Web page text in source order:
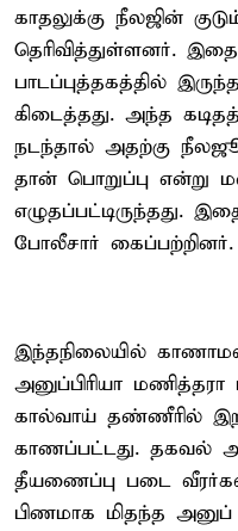
காதலுக்கு நீலஜின்
தெரிவித்துள்ளனர்.
பாடப்புத்தகத்தில்
கிடைத்தது. அந்த
நடந்தால் அதற்கு
தான் பொறுப்பு என்று
எழுதப்பட்டிருந்தது.
போலீசார் கைப்பற்றினர்.
இந்தநிலையில்
அனுப்பிரியா
கால்வாய் தண்ணீரில்
காணப்பட்டது. தகவல்
தீயணைப்பு படை
பிணமாக மிதந்த அனுப்